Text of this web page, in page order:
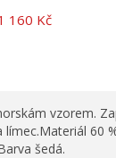
160 Kč
vzorem.
60
šedá.